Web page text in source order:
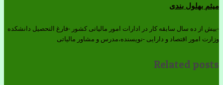
میثم بهلول بندی
-بیش از ده سال سابقه کار در ادارات امور مالیاتی کشور -فارغ التحصیل دانشکده
وزارت امور اقتصاد و دارایی -نویسنده،مدرس و مشاور مالیاتی
Related posts